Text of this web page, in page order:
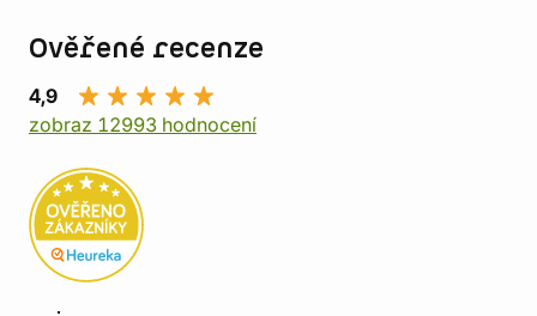
Ověřené recenze
4,9
zobraz 12993 hodnocení